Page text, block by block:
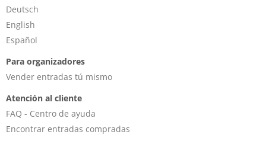
Deutsch
English
Español
Para organizadores
Vender entradas tú mismo
Atención al cliente
FAQ - Centro de ayuda
Encontrar entradas compradas